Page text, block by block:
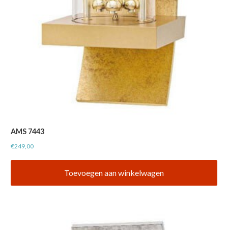
AMS 7443
€249,00
Toevoegen aan winkelwagen